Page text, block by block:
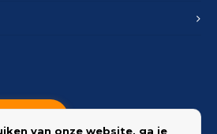
van onze website, ga je